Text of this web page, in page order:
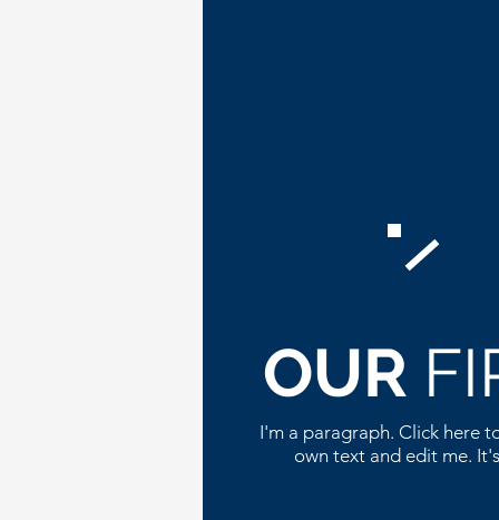
OUR
I'm a paragraph. Click here
own text and edit me.